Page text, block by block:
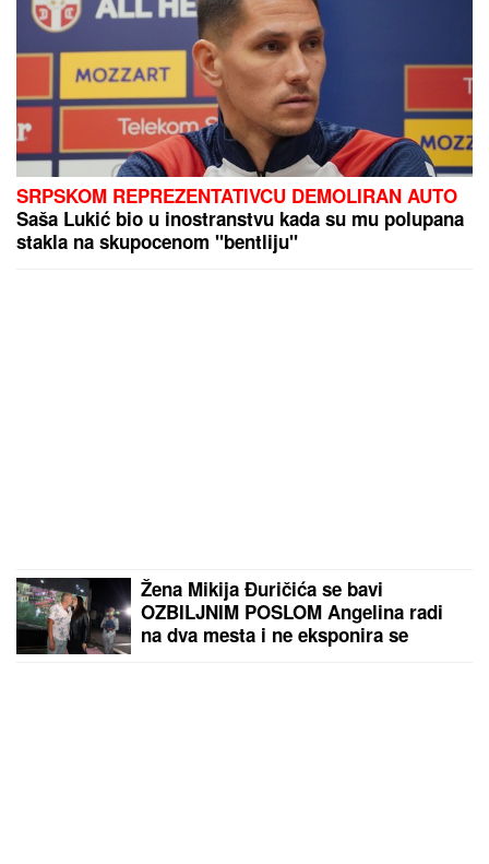
SRPSKOM REPREZENTATIVCU DEMOLIRAN AUTO
Saša Lukić bio u inostranstvu kada su mu polupana
stakla na skupocenom "bentliju"
Žena Mikija Đuričića se bavi
OZBILJNIM POSLOM Angelina radi
na dva mesta i ne eksponira se